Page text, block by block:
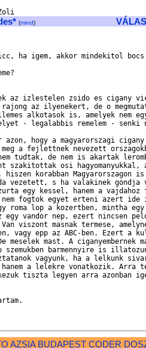
(mind)
ha igem, akkor mindekitol
az izlestelen zsido es cigany
rajong az ilyenekert, de o
alkotasok is, amelyek nem
- legalabbis remelem - senki
azon, hogy a magyarorszagi
a fejlettnek nevezett
tudtak, de nem is akartak
szakitottak osi hagyomanyukkal,
korabban Magyarorszagon
vezetett, s ha valakinek gondja
egy kessel, hanem a
fogtok egyet erteni azert ide
roma lop a kozertben, mintha
egy vandor nep, ezert nincsen
viszont masnak termese,
vagy epp az ABC-ben. Ezert a
meselek mast. A ciganyembernek
barmennyire is
vagyunk, ha a lelkunk
a lelekre vonatkozik. Arra
tiszta legyen arra azonban
AZSIA BUDAPEST CODER